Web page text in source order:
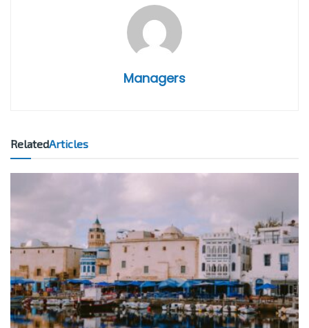
Managers
RelatedArticles